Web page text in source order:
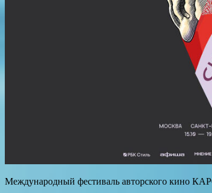
Международный фестиваль авторского кино